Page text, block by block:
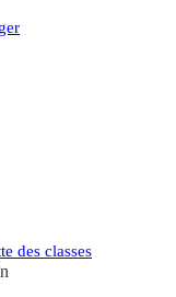
des classes